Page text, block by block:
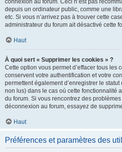
connexion au forum. Ceci n’est pas
depuis un ordinateur public, comme une
etc. Si vous n’arrivez pas à trouver cette
administrateur du forum ait désactivé cette
Haut
À quoi sert « Supprimer les cookies » ?
Cette option vous permet d’effacer tous les
conservent votre authentification et votre
permettent également d’enregistrer le statut
non lus) dans le cas où cette fonctionnalité
du forum. Si vous rencontrez des
déconnexion au forum, essayez de
Haut
Préférences et paramètres des